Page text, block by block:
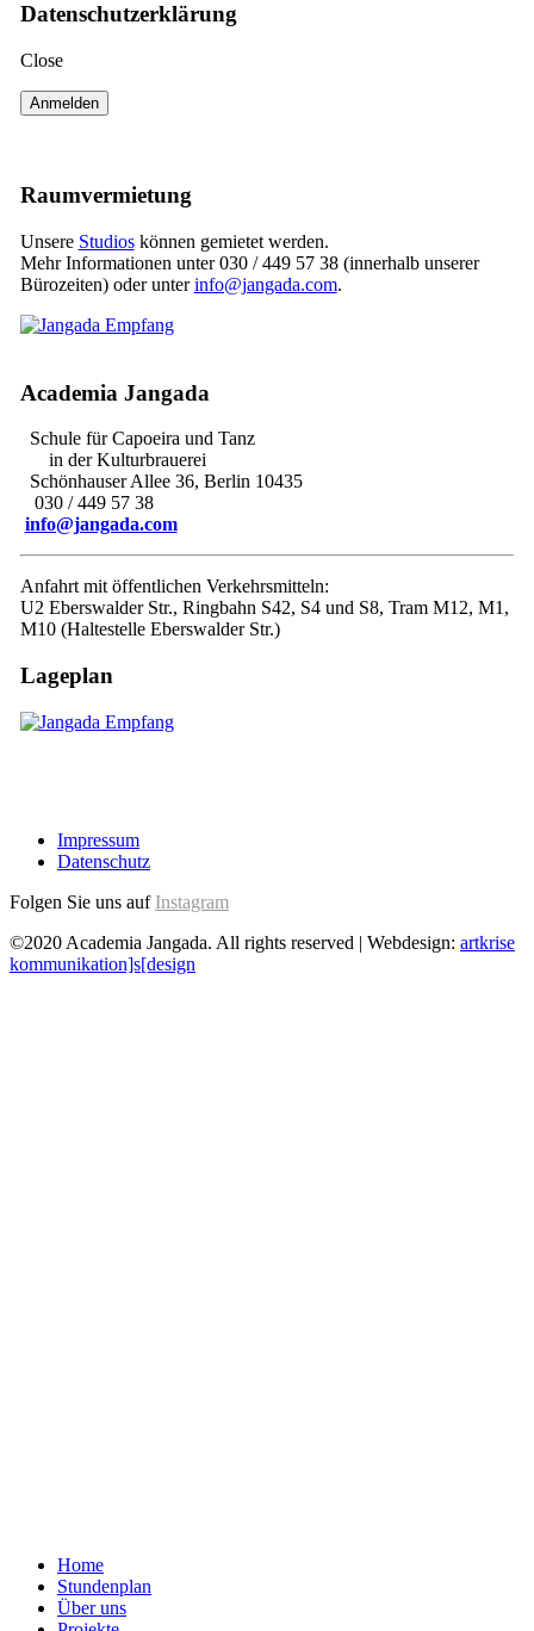
Datenschutzerklärung
Close
Raumvermietung
Unsere Studioskönnen gemietet werden.
Mehr Informationen unter 030 / 449 57 38 (innerhalb unserer
Bürozeiten) oder unterinfo@jangada.com.
Academia Jangada
Schule für Capoeira und Tanz
in der Kulturbrauerei
Schönhauser Allee 36, Berlin 10435
030 / 449 57 38
info@jangada.com
Anfahrt mit öffentlichen Verkehrsmitteln:
U2 Eberswalder Str., Ringbahn S42, S4 und S8, Tram M12, M1,
M10 (Haltestelle Eberswalder Str.)
Lageplan
Impressum
Datenschutz
Folgen Sie uns auf Instagram
©2020 Academia Jangada. All rights reserved | Webdesign: artkrise
kommunikation]s[design
Home
Stundenplan
Über uns